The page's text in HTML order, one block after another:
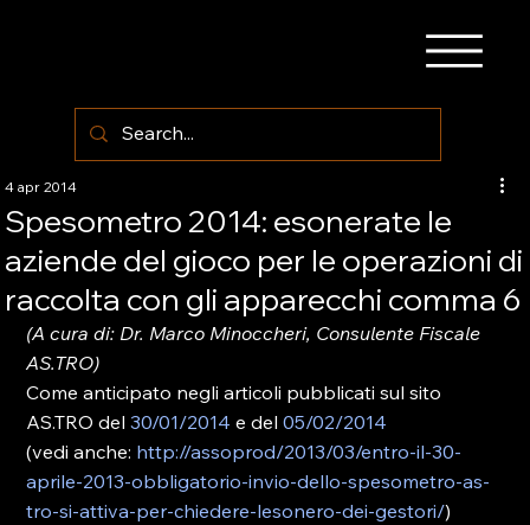
Spesometro 2014: esonerate le
aziende del gioco per le operazioni di
raccolta con gli apparecchi comma 6
4 apr 2014
(A cura di: Dr. Marco Minoccheri, Consulente Fiscale
AS.TRO)
Come anticipato negli articoli pubblicati sul sito
AS.TRO del 30/01/2014 e del 05/02/2014
(vedi anche: http://assoprod/2013/03/entro-il-30-
aprile-2013-obbligatorio-invio-dello-spesometro-as-
tro-si-attiva-per-chiedere-lesonero-dei-gestori/)